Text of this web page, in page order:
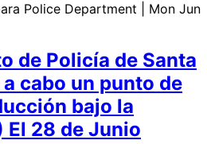
Police Department
| Mon Jun
de Policía de Santa
cabo un punto de
bajo la
El 28 de Junio